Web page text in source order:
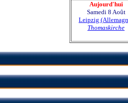
Aujourd'hui
Samedi 8 Août
Leipzig
Thomaskirche